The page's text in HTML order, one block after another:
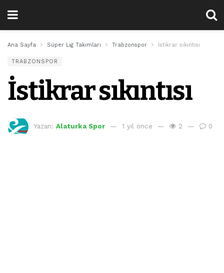
Ana Sayfa Süper Lig Takımları Trabzonspor İstikrar sıkıntısı
TRABZONSPOR
İstikrar sıkıntısı
Yazan: Alaturka Spor 1 yıl önce 2 0